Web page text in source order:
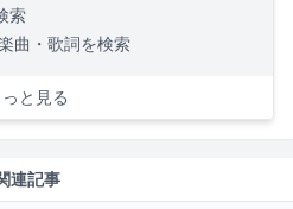
索
曲・歌詞を検索
っと見る
連記事